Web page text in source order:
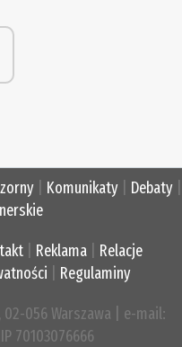
Komunikaty Debaty
Reklama
Relacje
Regulaminy
02-056 Warszawa | e-mail:
70103076666